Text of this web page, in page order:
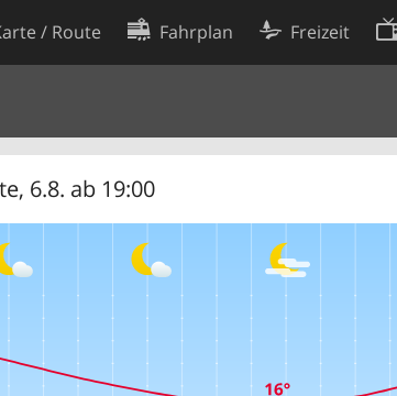
/ Route Fahrplan Freizeit
6.8. ab 19:00
Cookie-Einstellungen